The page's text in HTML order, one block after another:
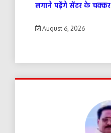
लगाने पड़ेंगे सेंटर के चक्कर
August 6, 2026